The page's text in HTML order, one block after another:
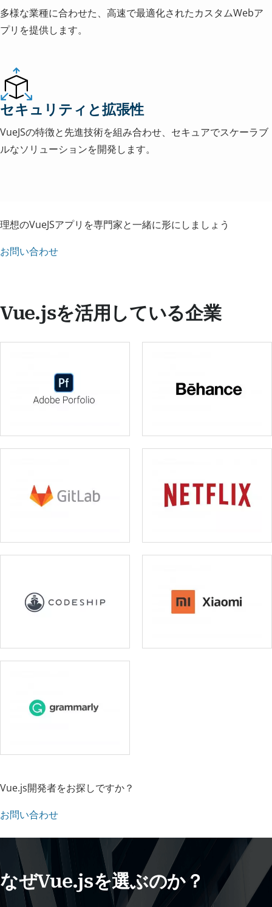
多様な業種に合わせた、高速で最適化されたカスタムWebア
プリを提供します。
セキュリティと拡張性
VueJSの特徴と先進技術を組み合わせ、セキュアでスケーラブ
ルなソリューションを開発します。
理想のVueJSアプリを専門家と一緒に形にしましょう
お問い合わせ
Vue.jsを活用している企業
Vue.js開発者をお探しですか？
お問い合わせ
なぜVue.jsを選ぶのか？